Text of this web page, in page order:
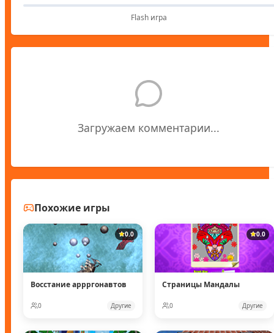
Flash игра
Загружаем комментарии...
Похожие игры
0.0
Восстание аррргонавтов
0 Другие
0.0
Страницы Мандалы
0 Другие